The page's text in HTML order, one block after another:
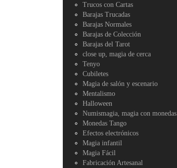
Trucos con Cartas
Barajas Trucadas
Barajas Normales
Barajas de Colección
Barajas del Tarot
close up, magia de cerca
Tenyo
Cubiletes
Magia de salón y escenario
Mentalismo
Halloween
Numismagia, magia con monedas
Monedas Tango
Efectos electrónicos
Magia infantil
Magia Fácil
Fabricación Artesanal